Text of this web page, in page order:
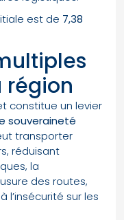
est de 7,38
région
constitue un levier
souveraineté
transporter
réduisant
la
des routes,
l’insécurité sur les